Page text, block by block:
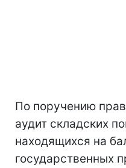
По поручению
аудит складских
находящихся на
государственных